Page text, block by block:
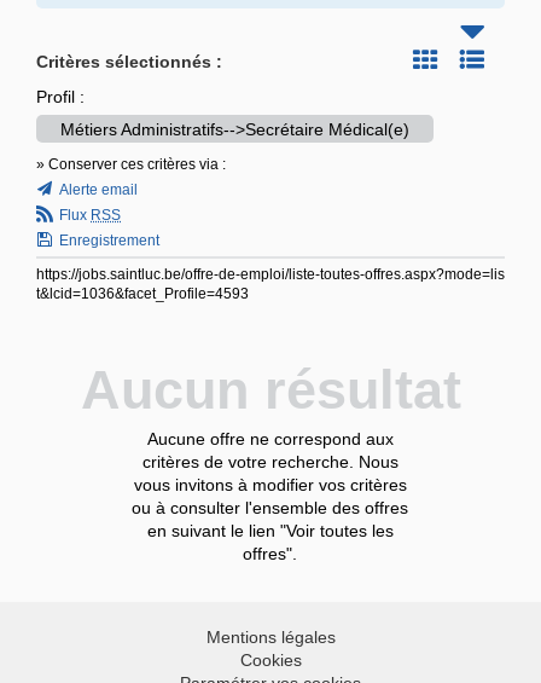
Critères sélectionnés :
Profil :
Métiers Administratifs-->Secrétaire Médical(e)
» Conserver ces critères via :
Alerte email
Flux RSS
Enregistrement
https://jobs.saintluc.be/offre-de-emploi/liste-toutes-offres.aspx?mode=lis
t&lcid=1036&facet_Profile=4593
Aucun résultat
Aucune offre ne correspond aux
critères de votre recherche. Nous
vous invitons à modifier vos critères
ou à consulter l'ensemble des offres
en suivant le lien "Voir toutes les
offres".
Mentions légales
Cookies